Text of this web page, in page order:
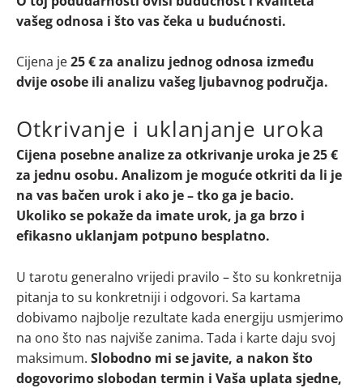
vašeg odnosa i što vas čeka u budućnosti.
Cijena je25 €za analizu jednog odnosa između
dvije osobe ili analizu vašeg ljubavnog područja.
Otkrivanje i uklanjanje uroka
Cijena posebne analize za otkrivanje uroka je 25 €
za jednu osobu. Analizom je moguće otkriti da li je
na vas bačen urok i ako je – tko ga je bacio.
Ukoliko se pokaže da imate urok, ja ga brzo i
efikasno uklanjam potpuno besplatno.
U tarotu generalno vrijedi pravilo – što su konkretnija
pitanja to su konkretniji i odgovori. Sa kartama
dobivamo najbolje rezultate kada energiju usmjerimo
na ono što nas najviše zanima. Tada i karte daju svoj
maksimum. Slobodno mi se javite, a nakon što
dogovorimo slobodan termin i Vaša uplata sjedne,